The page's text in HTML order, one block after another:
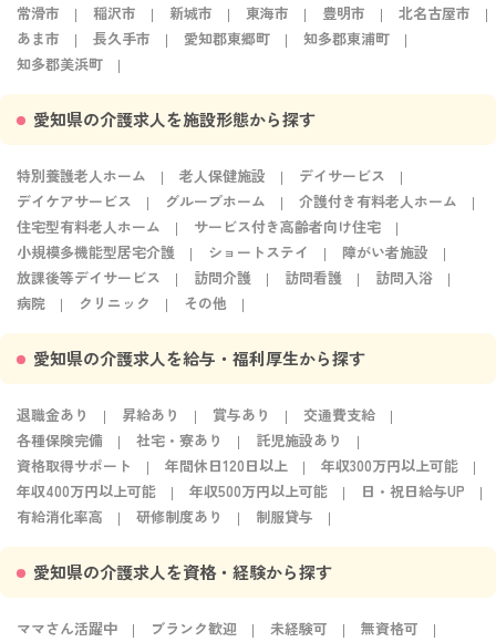
常滑市
稲沢市 新城市 東海市 豊明市
北名古屋市
あま市
長久手市 愛知郡東郷町
知多郡東浦町
知多郡美浜町
愛知県の介護求人を施設形態から探す
特別養護老人ホーム 老人保健施設
デイサービス
デイケアサービス
グループホーム
介護付き有料老人ホーム
住宅型有料老人ホーム
サービス付き高齢者向け住宅
小規模多機能型居宅介護
ショートステイ
障がい者施設
放課後等デイサービス
訪問介護 訪問看護
訪問入浴
病院
クリニック その他
愛知県の介護求人を給与・福利厚生から探す
退職金あり 昇給あり 賞与あり
交通費支給
各種保険完備
社宅・寮あり
託児施設あり
資格取得サポート
年間休日120日以上
年収300万円以上可能
年収400万円以上可能
年収500万円以上可能
日・祝日給与UP
有給消化率高
研修制度あり 制服貸与
愛知県の介護求人を資格・経験から探す
ママさん活躍中 ブランク歓迎 未経験可
無資格可